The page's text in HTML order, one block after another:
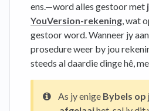
ens.—word alles gestoor met
YouVersion-rekening, wat
gestoor word. Wanneer jy
prosedure weer by jou
steeds al daardie dinge hê,
As jy enige Bybels